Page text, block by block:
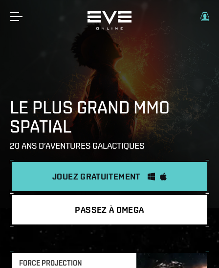
LE PLUS GRAND MMO
SPATIAL
20 ANS D’AVENTURES GALACTIQUES
JOUEZ GRATUITEMENT
PASSEZ À OMEGA
FORCE PROJECTION